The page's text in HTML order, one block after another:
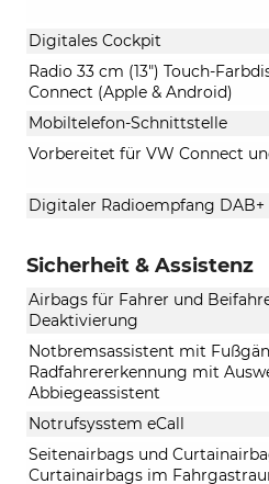
Digitales Cockpit
Radio 33 cm (13") Touch-
Connect (Apple & Android)
Mobiltelefon-Schnittstelle
Vorbereitet für VW Connect
Digitaler Radioempfang DAB+
Sicherheit & Assistenz
Airbags für Fahrer und
Deaktivierung
Notbremsassistent mit
Radfahrererkennung mit
Abbiegeassistent
Notrufsysstem eCall
Seitenairbags und
Curtainairbags im